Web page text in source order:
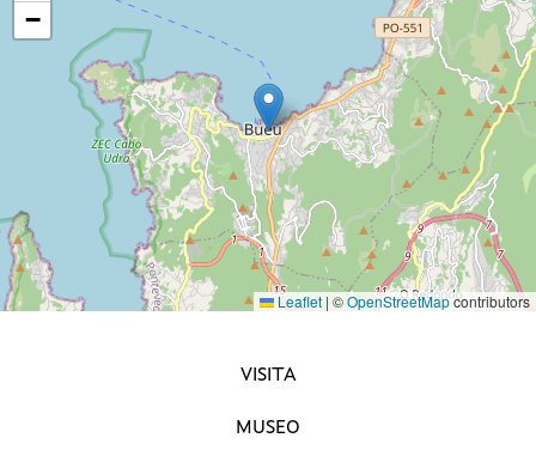
−
Leaflet | ©OpenStreetMapcontributors
PRINCIPAL
VISITA
MUSEO